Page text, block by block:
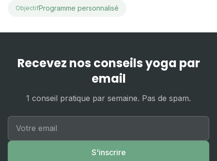
ObjectifProgramme personnalisé
Recevez nos conseils yoga par
email
1 conseil pratique par semaine. Pas de spam.
S'inscrire